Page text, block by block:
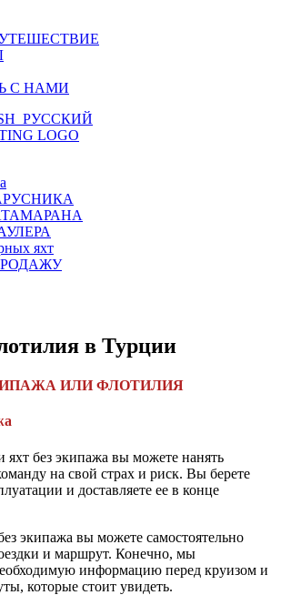
С НАМИ
РУССКИЙ
яхт
в Турции
ИЛИ ФЛОТИЛИЯ
яхт без экипажа вы можете нанять
на свой страх и риск. Вы берете
и доставляете ее в конце
экипажа вы можете самостоятельно
и маршрут. Конечно, мы
информацию перед круизом и
которые стоит увидеть.